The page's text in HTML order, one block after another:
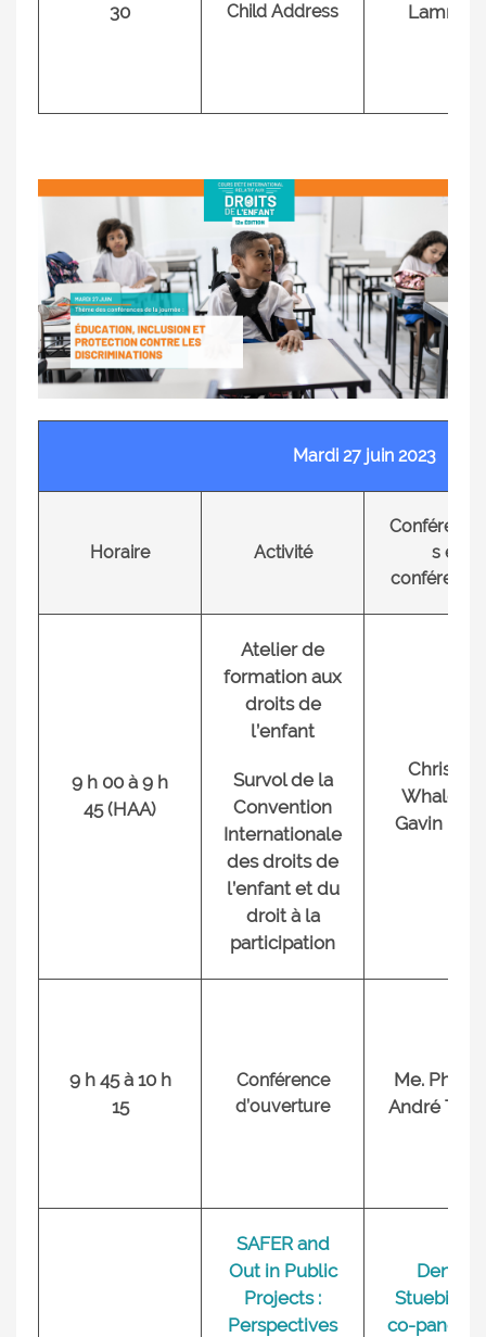
30
Child Address
Lamrock
Mardi 27 juin 2023
Horaire Activité
s et
9 h 00 à 9 h
45 (HAA)
Atelier de
formation aux
droits de
l’enfant
Survol de la
Convention
Internationale
des droits de
l’enfant et du
droit à la
participation
Christian
Whalen
Gavin
9 h 45 à 10 h
15
Conférence
d’ouverture
Me.
André
SAFER and
Out in Public
Projects :
Perspectives
Dennis
Stuebing +
co-panelist